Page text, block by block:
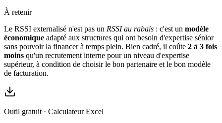
À retenir
Le RSSI externalisé n'est pas un RSSI au rabais : c'est un modèle
économique adapté aux structures qui ont besoin d'expertise sénior
sans pouvoir la financer à temps plein. Bien cadré, il coûte 2 à 3 fois
moins qu'un recrutement interne pour un niveau d'expertise
supérieur, à condition de choisir le bon partenaire et le bon modèle
de facturation.
Outil gratuit · Calculateur Excel